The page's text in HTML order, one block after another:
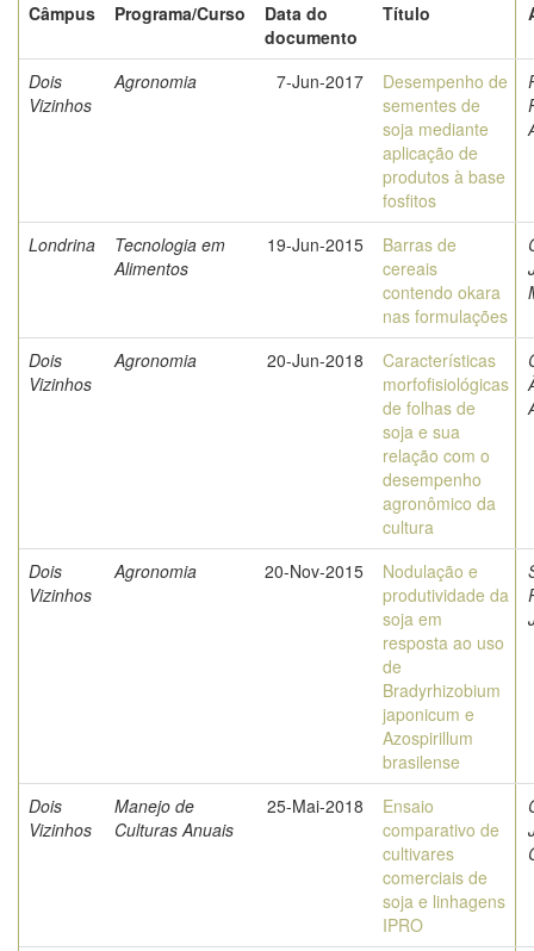
Câmpus
Programa/Curso
Data do
documento
Título
Dois
Vizinhos
Agronomia 7-Jun-2017
Desempenho de
sementes de
soja mediante
aplicação de
produtos à base
fosfitos
Londrina
Tecnologia em
Alimentos
19-Jun-2015
Barras de
cereais
contendo okara
nas formulações
Dois
Vizinhos
Agronomia 20-Jun-2018
Características
morfofisiológicas
de folhas de
soja e sua
relação com o
desempenho
agronômico da
cultura
Dois
Vizinhos
Agronomia 20-Nov-2015
Nodulação e
produtividade da
soja em
resposta ao uso
de
Bradyrhizobium
japonicum e
Azospirillum
brasilense
Dois
Vizinhos
Manejo de
Culturas Anuais
25-Mai-2018
Ensaio
comparativo de
cultivares
comerciais de
soja e linhagens
IPRO